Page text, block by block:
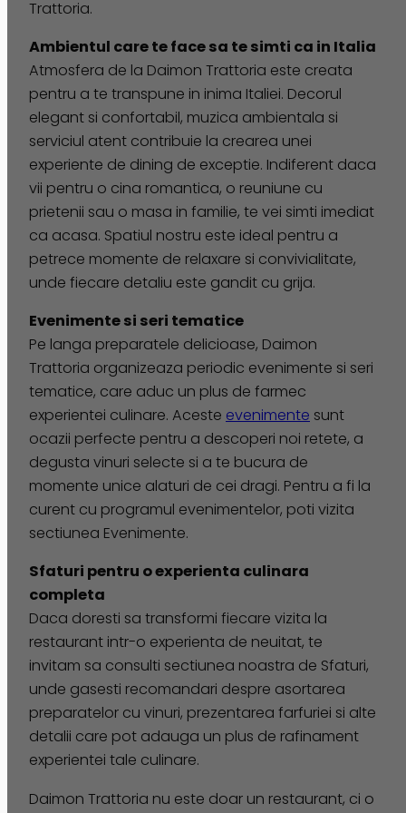
Trattoria.
Ambientul care te face sa te simti ca in Italia
Atmosfera de la Daimon Trattoria este creata
pentru a te transpune in inima Italiei. Decorul
elegant si confortabil, muzica ambientala si
serviciul atent contribuie la crearea unei
experiente de dining de exceptie. Indiferent daca
vii pentru o cina romantica, o reuniune cu
prietenii sau o masa in familie, te vei simti imediat
ca acasa. Spatiul nostru este ideal pentru a
petrece momente de relaxare si convivialitate,
unde fiecare detaliu este gandit cu grija.
Evenimente si seri tematice
Pe langa preparatele delicioase, Daimon
Trattoria organizeaza periodic evenimente si seri
tematice, care aduc un plus de farmec
experientei culinare. Aceste evenimente sunt
ocazii perfecte pentru a descoperi noi retete, a
degusta vinuri selecte si a te bucura de
momente unice alaturi de cei dragi. Pentru a fi la
curent cu programul evenimentelor, poti vizita
sectiunea Evenimente.
Sfaturi pentru o experienta culinara
completa
Daca doresti sa transformi fiecare vizita la
restaurant intr-o experienta de neuitat, te
invitam sa consulti sectiunea noastra de Sfaturi,
unde gasesti recomandari despre asortarea
preparatelor cu vinuri, prezentarea farfuriei si alte
detalii care pot adauga un plus de rafinament
experientei tale culinare.
Daimon Trattoria nu este doar un restaurant, ci o